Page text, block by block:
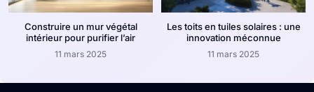
Construire un mur végétal
intérieur pour purifier l’air
11 mars 2025
Les toits en tuiles solaires : une
innovation méconnue
11 mars 2025